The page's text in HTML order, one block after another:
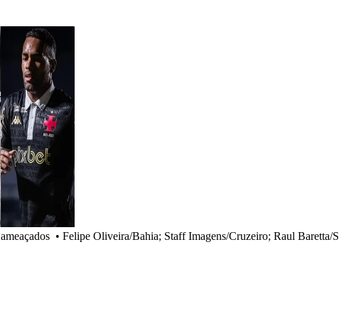
• Felipe Oliveira/Bahia; Staff Imagens/Cruzeiro; Raul Baretta/